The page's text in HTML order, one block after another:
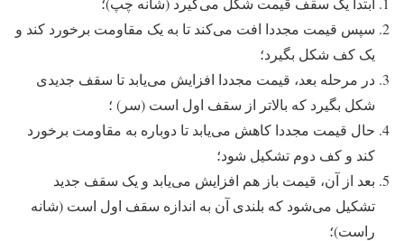
سپس قیمت مجددا افت می‌کند تا به یک مقاومت برخورد کند و
یک کف شکل بگیرد؛
در مرحله بعد، قیمت مجددا افزایش می‌یابد تا سقف جدیدی
شکل بگیرد که بالاتر از سقف اول است (سر) ؛
حال قیمت مجددا کاهش می‌یابد تا دوباره به مقاومت برخورد
کند و کف دوم تشکیل شود؛
بعد از آن، قیمت باز هم افزایش می‌یابد و یک سقف جدید
تشکیل می‌شود که بلندی آن به اندازه سقف اول است (شانه
راست)؛